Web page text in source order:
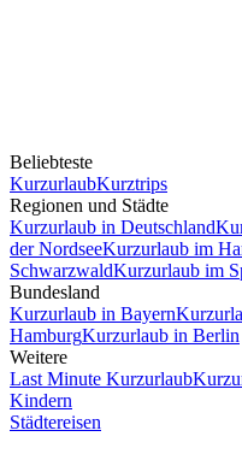
Beliebteste
KurzurlaubKurztrips
Regionen und Städte
Kurzurlaub in Deutschland
der NordseeKurzurlaub im
SchwarzwaldKurzurlaub im
Bundesland
Kurzurlaub in Bayern
HamburgKurzurlaub in Berlin
Weitere
Last Minute Kurzurlaub
Kindern
Städtereisen